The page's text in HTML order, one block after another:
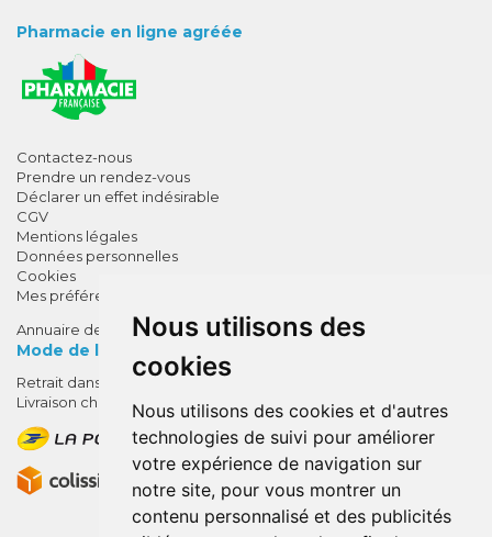
Nous utilisons des
cookies
Nous utilisons des cookies et d'autres
technologies de suivi pour améliorer
votre expérience de navigation sur
notre site, pour vous montrer un
contenu personnalisé et des publicités
Pharmacie en ligne agréée
Contactez-nous
Prendre un rendez-vous
Déclarer un effet indésirable
CGV
Mentions légales
Données personnelles
Cookies
Mes préférences Cookies
Annuaire des pharmacies
Mode de livraison
Retrait dans la pharmacie
Livraison chez vous
SUR VOTRE 1ÈRE COMMANDE*
AVEC LE CODE
BIENVENUE10
* sans minimum d'achat , hors